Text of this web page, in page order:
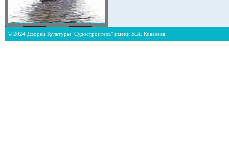
© 2024 Дворец Культуры "Судостроитель" имени В.А. Ковалева